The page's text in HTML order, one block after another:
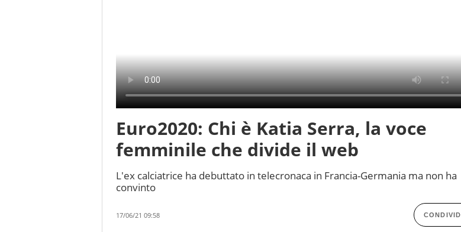
Euro2020: Chi è Katia Serra, la voce
femminile che divide il web
L'ex calciatrice ha debuttato in telecronaca in Francia-Germania ma non ha
convinto
17/06/21 09:58 CONDIVIDI